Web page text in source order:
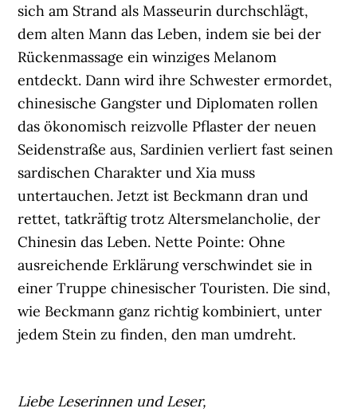
sich am Strand als Masseurin durchschlägt,
dem alten Mann das Leben, indem sie bei der
Rückenmassage ein winziges Melanom
entdeckt. Dann wird ihre Schwester ermordet,
chinesische Gangster und Diplomaten rollen
das ökonomisch reizvolle Pflaster der neuen
Seidenstraße aus, Sardinien verliert fast seinen
sardischen Charakter und Xia muss
untertauchen. Jetzt ist Beckmann dran und
rettet, tatkräftig trotz Altersmelancholie, der
Chinesin das Leben. Nette Pointe: Ohne
ausreichende Erklärung verschwindet sie in
einer Truppe chinesischer Touristen. Die sind,
wie Beckmann ganz richtig kombiniert, unter
jedem Stein zu finden, den man umdreht.
Liebe Leserinnen und Leser,